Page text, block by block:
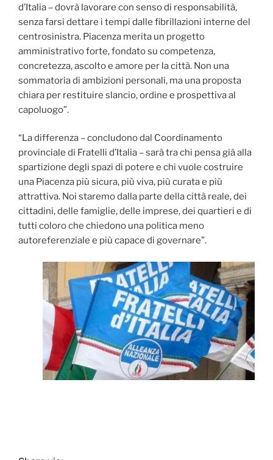
d’Italia – dovrà lavorare con senso di responsabilità,
senza farsi dettare i tempi dalle fibrillazioni interne del
centrosinistra. Piacenza merita un progetto
amministrativo forte, fondato su competenza,
concretezza, ascolto e amore per la città. Non una
sommatoria di ambizioni personali, ma una proposta
chiara per restituire slancio, ordine e prospettiva al
capoluogo”.
“La differenza – concludono dal Coordinamento
provinciale di Fratelli d’Italia – sarà tra chi pensa già alla
spartizione degli spazi di potere e chi vuole costruire
una Piacenza più sicura, più viva, più curata e più
attrattiva. Noi staremo dalla parte della città reale, dei
cittadini, delle famiglie, delle imprese, dei quartieri e di
tutti coloro che chiedono una politica meno
autoreferenziale e più capace di governare”.